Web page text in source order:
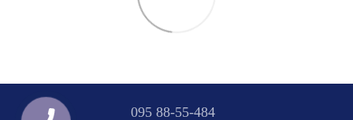
095 88-55-484